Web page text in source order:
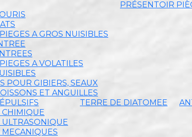
A GROS NUISIBLES
A VOLATILES
POUR GIBIERS, SEAUX
ET ANGUILLES
PRÉSENTOIR
CHIMIQUE
ULTRASONIQUE
MECANIQUES
TERRE DE DIATOMEE